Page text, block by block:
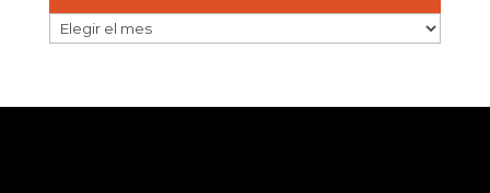
ARCHIVOS